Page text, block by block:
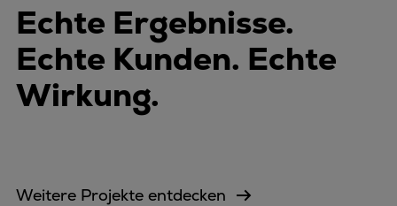
Echte Ergebnisse.
Echte Kunden. Echte
Wirkung.
Weitere Projekte entdecken